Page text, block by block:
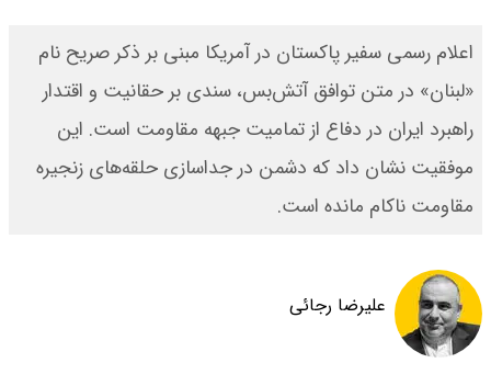
اعلام رسمی سفیر پاکستان در آمریکا مبنی بر ذکر صریح نام
«لبنان» در متن توافق آتش‌بس، سندی بر حقانیت و اقتدار
راهبرد ایران در دفاع از تمامیت جبهه مقاومت است. این
موفقیت نشان داد که دشمن در جداسازی حلقه‌های زنجیره
مقاومت ناکام مانده است.
علیرضا رجائی